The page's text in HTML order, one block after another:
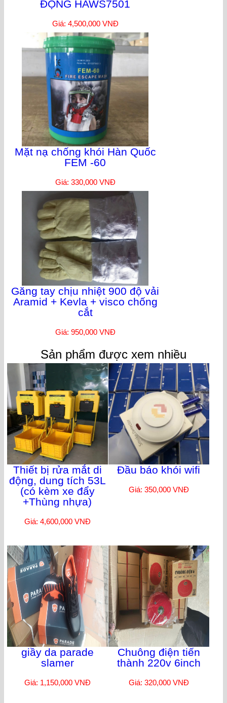
ĐỘNG HAWS7501
Giá: 4,500,000 VNĐ
Mặt nạ chống khói Hàn Quốc
FEM -60
Giá: 330,000 VNĐ
Găng tay chịu nhiệt 900 độ vải
Aramid + Kevla + visco chống
cắt
Giá: 950,000 VNĐ
Sản phẩm được xem nhiều
Thiết bị rửa mắt di
động, dung tích 53L
(có kèm xe đẩy
+Thùng nhựa)
Giá: 4,600,000 VNĐ
Đầu báo khói wifi
Giá: 350,000 VNĐ
giầy da parade
slamer
Giá: 1,150,000 VNĐ
Chuông điện tiến
thành 220v 6inch
Giá: 320,000 VNĐ